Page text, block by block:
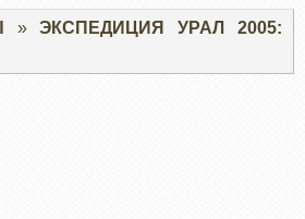
ЭКСПЕДИЦИЯ УРАЛ 2005: